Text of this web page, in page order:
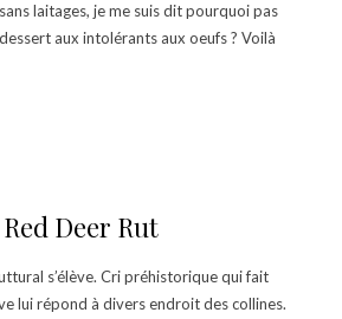
laitages, je me suis dit pourquoi pas
aux intolérants aux oeufs ? Voilà
Deer Rut
s’élève. Cri préhistorique qui fait
lui répond à divers endroit des collines.